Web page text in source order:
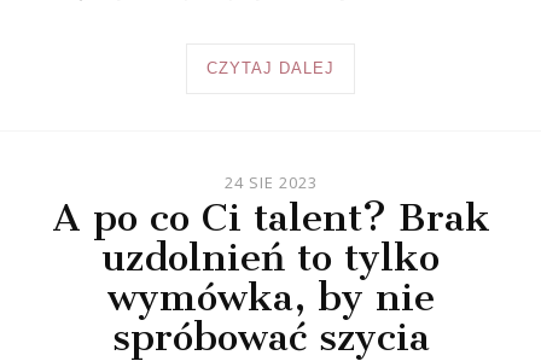
CZYTAJ DALEJ
24 SIE 2023
A po co Ci talent? Brak
uzdolnień to tylko
wymówka, by nie
spróbować szycia